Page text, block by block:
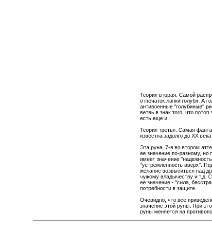
Теория вторая. Самой
отпечаток лапки голубя. А
антивоенные ''голубиные''
ветвь в знак того, что
есть еще и
Теория третья. Самая
известна задолго до ХХ
Эта руна, 7-я во втором
ее значение по-разному, но
имеет значение
''устремленность вверх''.
желание возвыситься над
чужому владычеству и т.д.
ее значение - ''сила,
потребности в защите.
Очевидно, что все
значение этой руны. При
руны меняется на